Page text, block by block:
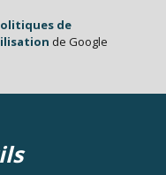
de
de Google